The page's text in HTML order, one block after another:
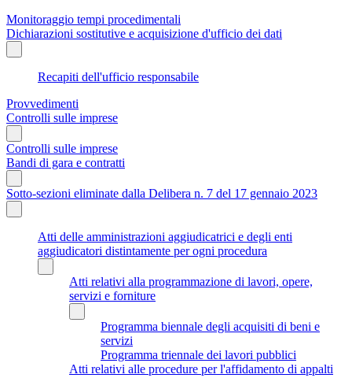
Monitoraggio tempi procedimentali
Dichiarazioni sostitutive e acquisizione d'ufficio dei dati
Recapiti dell'ufficio responsabile
Provvedimenti
Controlli sulle imprese
Controlli sulle imprese
Bandi di gara e contratti
Sotto-sezioni eliminate dalla Delibera n. 7 del 17 gennaio 2023
Atti delle amministrazioni aggiudicatrici e degli enti
aggiudicatori distintamente per ogni procedura
Atti relativi alla programmazione di lavori, opere,
servizi e forniture
Programma biennale degli acquisiti di beni e
servizi
Programma triennale dei lavori pubblici
Atti relativi alle procedure per l'affidamento di appalti